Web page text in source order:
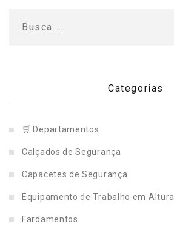
Categorias
🛒 Departamentos
Calçados de Segurança
Capacetes de Segurança
Equipamento de Trabalho em Altura
Fardamentos